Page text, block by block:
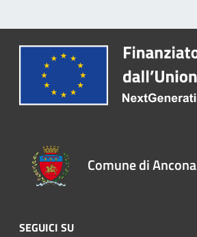
Comune di Ancona
SEGUICI SU